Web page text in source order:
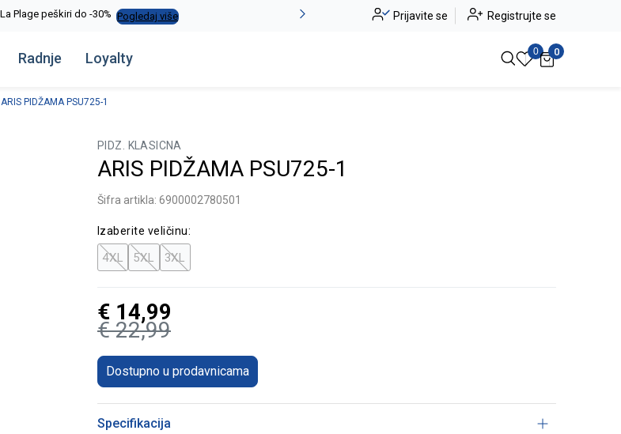
La Plage peškiri do -30% Pogledaj više Alma Ras do -50% Pogledaj više
Prijavite se Registrujte se
Radnje Loyalty 0 0
ARIS PIDŽAMA PSU725-1
PIDZ. KLASICNA
ARIS PIDŽAMA PSU725-1
Šifra artikla: 6900002780501
Izaberite veličinu:
4XL 5XL 3XL
€ 22,99
€ 14,99
Dostupno u prodavnicama
Specifikacija